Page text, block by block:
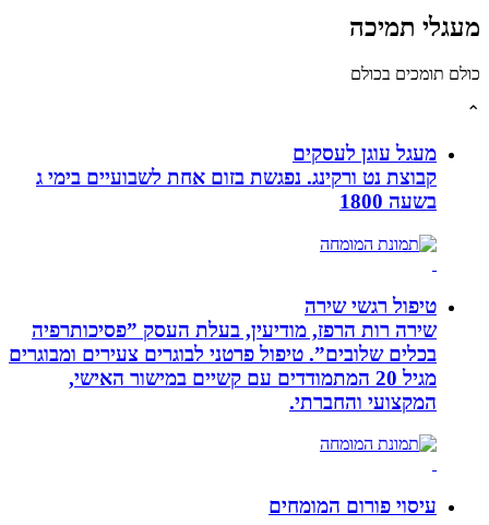
תמיכה
בכולם
מעגל עוגן לעסקים
קבוצת נט ורקינג. נפגשת בזום אחת לשבועיים בימי ג
בשעה 1800
טיפול רגשי שירה
שירה רות הרפז, מודיעין, בעלת העסק ”פסיכותרפיה
בכלים שלובים”. טיפול פרטני לבוגרים צעירים ומבוגרים
מגיל 20 המתמודדים עם קשיים במישור האישי,
המקצועי והחברתי.
עיסוי פורום המומחים